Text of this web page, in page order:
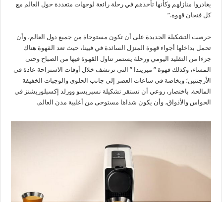
يغادروا منازلهم وكأنها تأخذهم في رحلة رائعة لوجهات متعددة حول العالم مع
كل فنجان قهوة.”
حرصت التشكيلة الجديدة على أن تكون مستوحاة من جميع دول العالم، وأن
تحمل بداخلها أجواء قهوة المنزل السائدة في فيينا، حيث تعد القهوة هناك
جزءا من التقليد اليومي ورحلة يستمر تناول القهوة فيها من الصباح وحتى
المساء، وكذلك قهوة ” ميريندا ” التي ترتشف خلال أوقات الاستراحة عادة في
الأرجنتين؛ وبخاصة في ساعات العصر إلى جانب الحلوى والوجبات الخفيفة
المالحة. باختصار، روعي أن تستقر تشكيلة نسبريسو وورلد إكسبلوريشنز في
الحواس والأذواق، وأن يكون شذاها مستوحى من أغلبية مدن العالم.